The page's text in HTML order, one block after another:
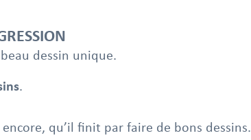
dessin unique.
.
encore, qu’il finit par faire de bons dessins.